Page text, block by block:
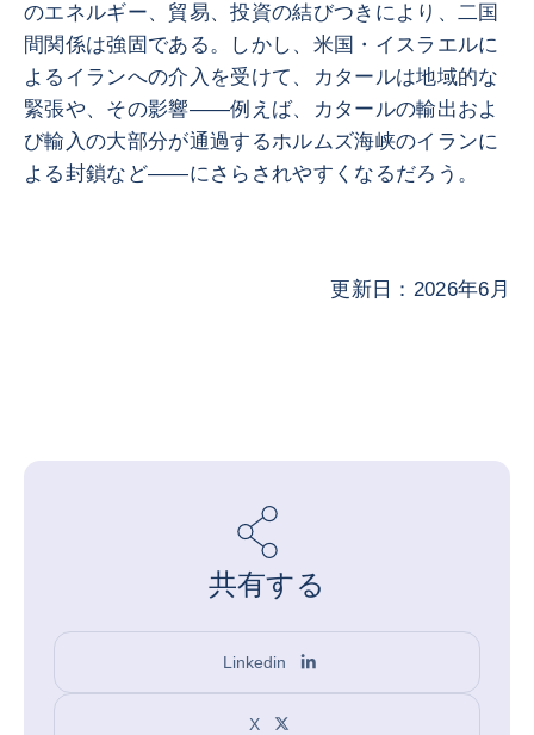
のエネルギー、貿易、投資の結びつきにより、二国
間関係は強固である。しかし、米国・イスラエルに
よるイランへの介入を受けて、カタールは地域的な
緊張や、その影響――例えば、カタールの輸出およ
び輸入の大部分が通過するホルムズ海峡のイランに
よる封鎖など――にさらされやすくなるだろう。
更新日：2026年6月
共有する
Linkedin
X